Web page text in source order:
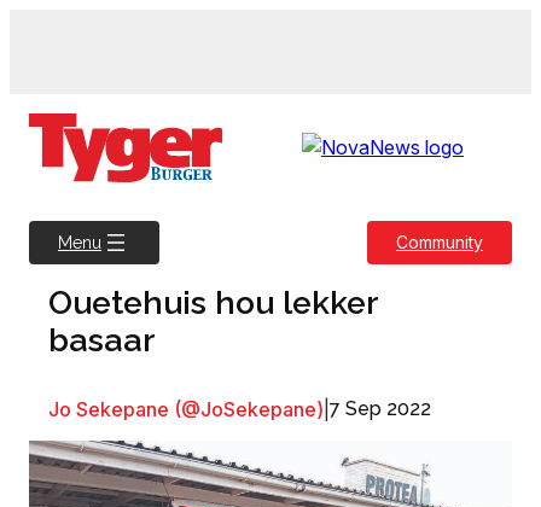
Menu Community
Ouetehuis hou lekker
basaar
Jo Sekepane (@JoSekepane) 7 Sep 2022